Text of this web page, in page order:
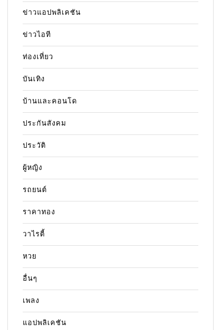
ข่าวแอปพลิเคชัน
ข่าวไอที
ท่องเที่ยว
บันเทิง
บ้านและคอนโด
ประกันสังคม
ประวัติ
ผู้หญิง
รถยนต์
ราคาทอง
วาไรตี้
หวย
อื่นๆ
เพลง
แอปพลิเคชัน